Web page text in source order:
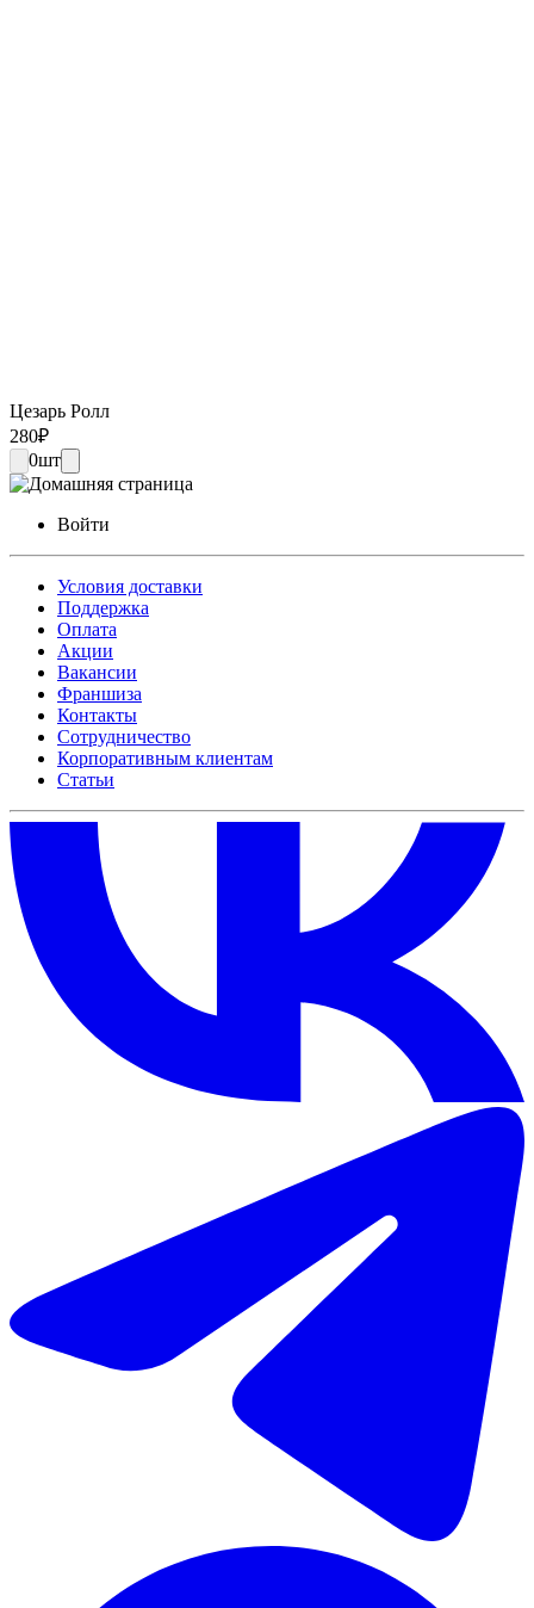
Цезарь Ролл
280₽
0шт
Войти
Условия доставки
Поддержка
Оплата
Акции
Вакансии
Франшиза
Контакты
Сотрудничество
Корпоративным клиентам
Статьи